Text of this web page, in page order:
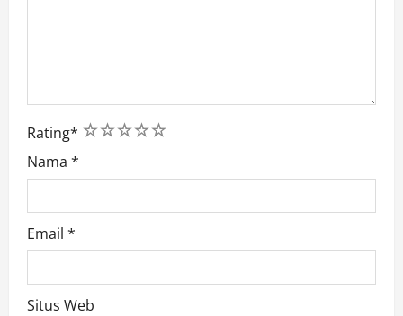
Rating* 5
4
3
2
1
Nama *
Email *
Situs Web